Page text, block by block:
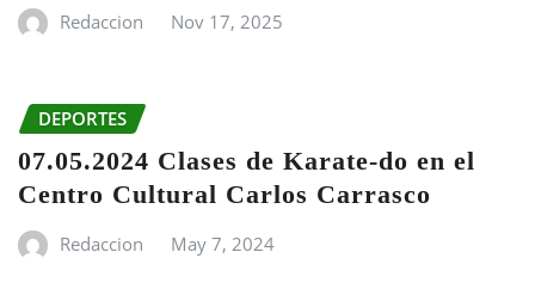
Redaccion Nov 17, 2025
DEPORTES
07.05.2024 Clases de Karate-do en el
Centro Cultural Carlos Carrasco
Redaccion May 7, 2024